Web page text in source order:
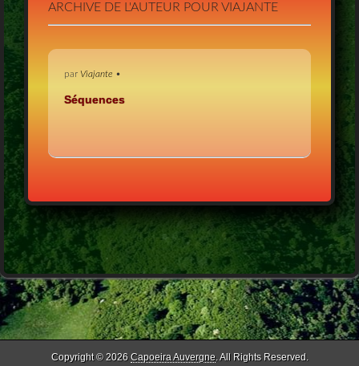
ARCHIVE DE L'AUTEUR POUR VIAJANTE
par Viajante •
Séquences
Copyright © 2026 Capoeira Auvergne. All Rights Reserved.